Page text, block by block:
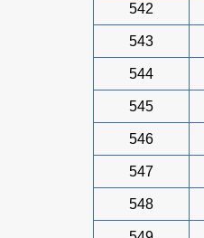
542
543
544
545
546
547
548